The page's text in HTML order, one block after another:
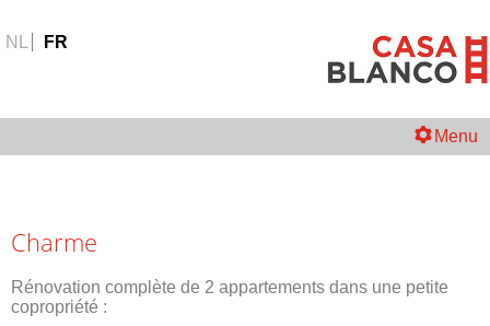
NL FR
Menu
Charme
Rénovation complète de 2 appartements dans une petite
copropriété :